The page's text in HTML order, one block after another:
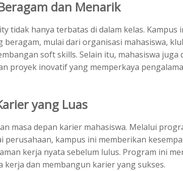
dan Menarik
tidak hanya terbatas di dalam kelas. Kampus
mulai dari organisasi mahasiswa,
soft skills. Selain itu, mahasiswa juga
proyek inovatif yang memperkaya
yang Luas
masa depan karier mahasiswa. Melalui
kampus ini memberikan
kerja nyata sebelum lulus. Program ini
kerja dan membangun karier yang sukses.